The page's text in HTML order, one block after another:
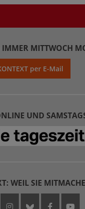
IMMER MITTWOCH
per E-Mail
UND
WEIL SIE